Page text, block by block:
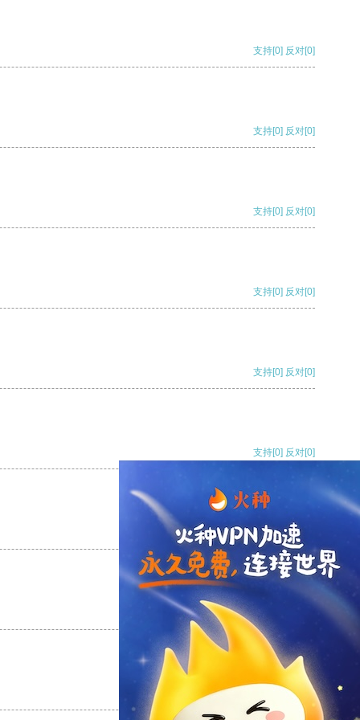
支持[0] 反对[0]
支持[0] 反对[0]
支持[0] 反对[0]
支持[0] 反对[0]
支持[0] 反对[0]
支持[0] 反对[0]
支持[0] 反对
支持
反对 [0]